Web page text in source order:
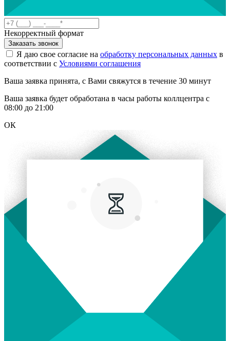
Некорректный формат
Заказать звонок
Я даю свое согласие на обработку персональных данных в
соответствии с Условиями соглашения
Ваша заявка принята, с Вами свяжутся в течение 30 минут
Ваша заявка будет обработана в часы работы коллцентра с
08:00 до 21:00
ОК